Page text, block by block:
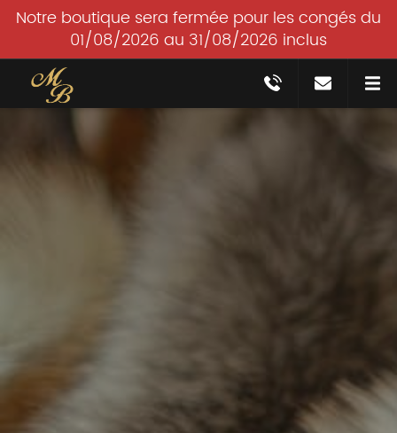
Notre boutique sera fermée pour les congés du
01/08/2026 au 31/08/2026 inclus